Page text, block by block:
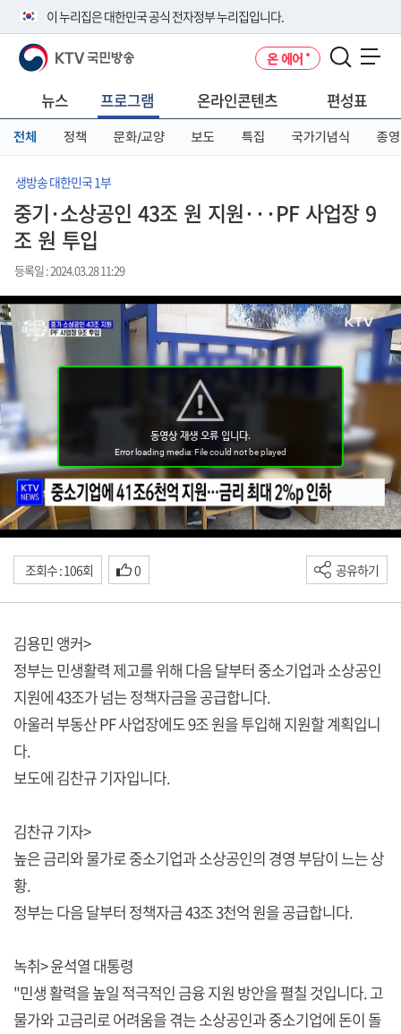
이 누리집은 대한민국 공식 전자정부 누리집입니다.
공식 누리집 주소 확인하기
니다.
이밖에 or.kr 또는 .kr등 다른 도메인 주소를 사용하고 있다면 아래 URL에
서 도메인 주소를 확인해 보세요
KTV 국민방송 온 에어
뉴스 프로그램 온라인콘텐츠 편성표
전체 정책 문화/교양 보도 특집 국가기념식 종영
생방송 대한민국 1부
중기·소상공인 43조 원 지원···PF 사업장 9
조 원 투입
등록일 : 2024.03.28 11:29
조회수 : 106회 0 공유하기
김용민 앵커>
정부는 민생활력 제고를 위해 다음 달부터 중소기업과 소상공인
지원에 43조가 넘는 정책자금을 공급합니다.
아울러 부동산 PF 사업장에도 9조 원을 투입해 지원할 계획입니
다.
보도에 김찬규 기자입니다.
김찬규 기자>
높은 금리와 물가로 중소기업과 소상공인의 경영 부담이 느는 상
황.
정부는 다음 달부터 정책자금 43조 3천억 원을 공급합니다.
녹취> 윤석열 대통령
"민생 활력을 높일 적극적인 금융 지원 방안을 펼칠 것입니다. 고
물가와 고금리로 어려움을 겪는 소상공인과 중소기업에 돈이 돌